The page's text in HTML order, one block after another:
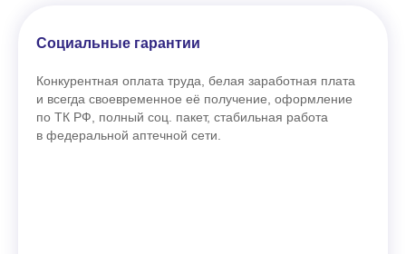
Социальные гарантии
Конкурентная оплата труда, белая заработная плата
и всегда своевременное её получение, оформление
по ТК РФ, полный соц. пакет, стабильная работа
в федеральной аптечной сети.